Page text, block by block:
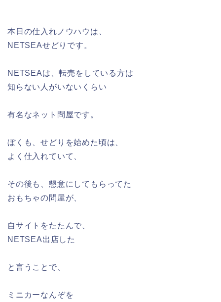
本日の仕入れノウハウは、
NETSEAせどりです。
NETSEAは、転売をしている方は
知らない人がいないくらい
有名なネット問屋です。
ぼくも、せどりを始めた頃は、
よく仕入れていて、
その後も、懇意にしてもらってた
おもちゃの問屋が、
自サイトをたたんで、
NETSEA出店した
と言うことで、
ミニカーなんぞを